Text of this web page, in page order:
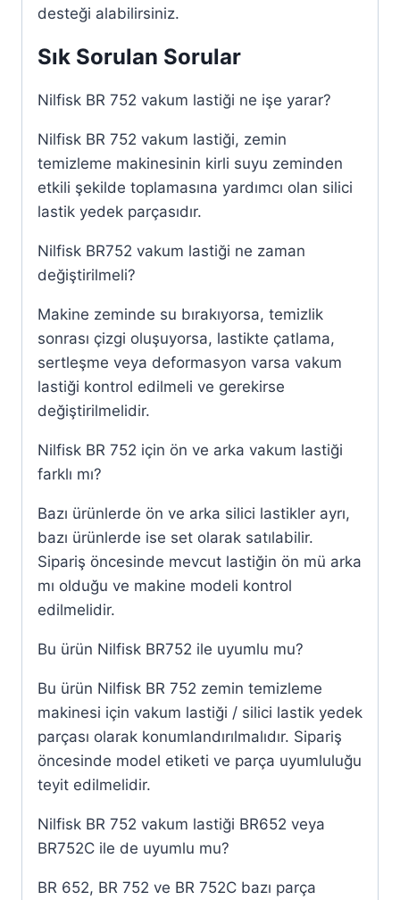
desteği alabilirsiniz.
Sık Sorulan Sorular
Nilfisk BR 752 vakum lastiği ne işe yarar?
Nilfisk BR 752 vakum lastiği, zemin
temizleme makinesinin kirli suyu zeminden
etkili şekilde toplamasına yardımcı olan silici
lastik yedek parçasıdır.
Nilfisk BR752 vakum lastiği ne zaman
değiştirilmeli?
Makine zeminde su bırakıyorsa, temizlik
sonrası çizgi oluşuyorsa, lastikte çatlama,
sertleşme veya deformasyon varsa vakum
lastiği kontrol edilmeli ve gerekirse
değiştirilmelidir.
Nilfisk BR 752 için ön ve arka vakum lastiği
farklı mı?
Bazı ürünlerde ön ve arka silici lastikler ayrı,
bazı ürünlerde ise set olarak satılabilir.
Sipariş öncesinde mevcut lastiğin ön mü arka
mı olduğu ve makine modeli kontrol
edilmelidir.
Bu ürün Nilfisk BR752 ile uyumlu mu?
Bu ürün Nilfisk BR 752 zemin temizleme
makinesi için vakum lastiği / silici lastik yedek
parçası olarak konumlandırılmalıdır. Sipariş
öncesinde model etiketi ve parça uyumluluğu
teyit edilmelidir.
Nilfisk BR 752 vakum lastiği BR652 veya
BR752C ile de uyumlu mu?
BR 652, BR 752 ve BR 752C bazı parça